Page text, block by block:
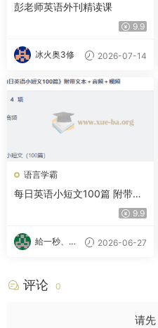
彭老师英语外刊精读课
9.9
冰火奥3修 2026-07-14
语言学霸
每日英语小短文100篇 附带文
9.9
給一秒、心
2026-06-27
评论 0
请先